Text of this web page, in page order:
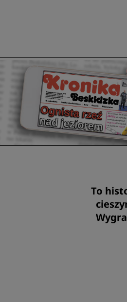
post
To